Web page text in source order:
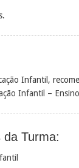
Infantil,
Infantil –
da Turma: